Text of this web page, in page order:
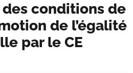
conditions de
de l’égalité
par le CE